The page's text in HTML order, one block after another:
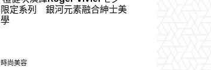
限定系列 銀河元素融合紳士美
學
時尚美容